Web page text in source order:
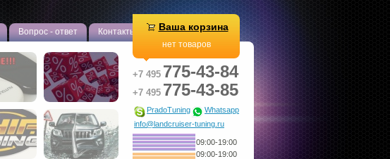
Вопрос - ответ Контакты Ваша корзина
нет товаров
+7 495 775-43-84
+7 495 775-43-85
PradoTuning
Whatsapp
info@landcruiser-tuning.ru
09:00-19:00
09:00-19:00